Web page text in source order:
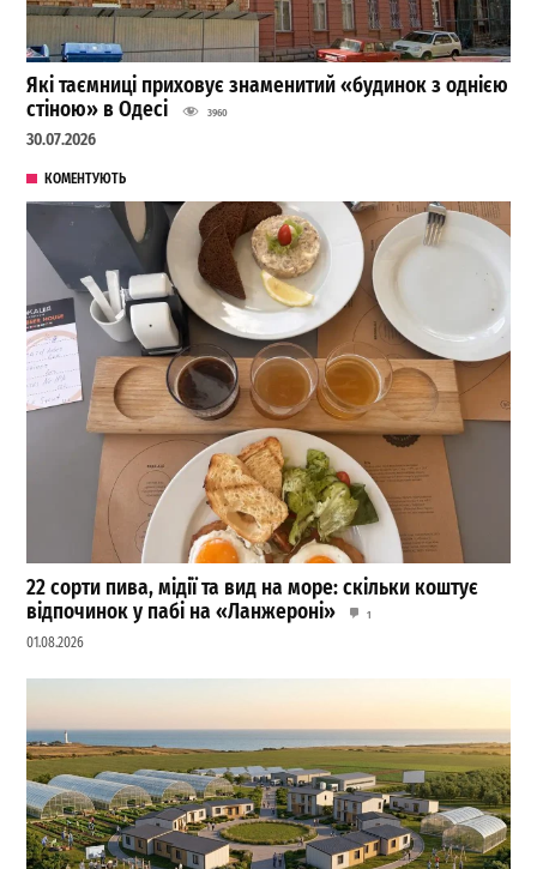
Які таємниці приховує знаменитий «будинок з однією
стіною» в Одесі
3960
30.07.2026
КОМЕНТУЮТЬ
22 сорти пива, мідії та вид на море: скільки коштує
відпочинок у пабі на «Ланжероні»
1
01.08.2026